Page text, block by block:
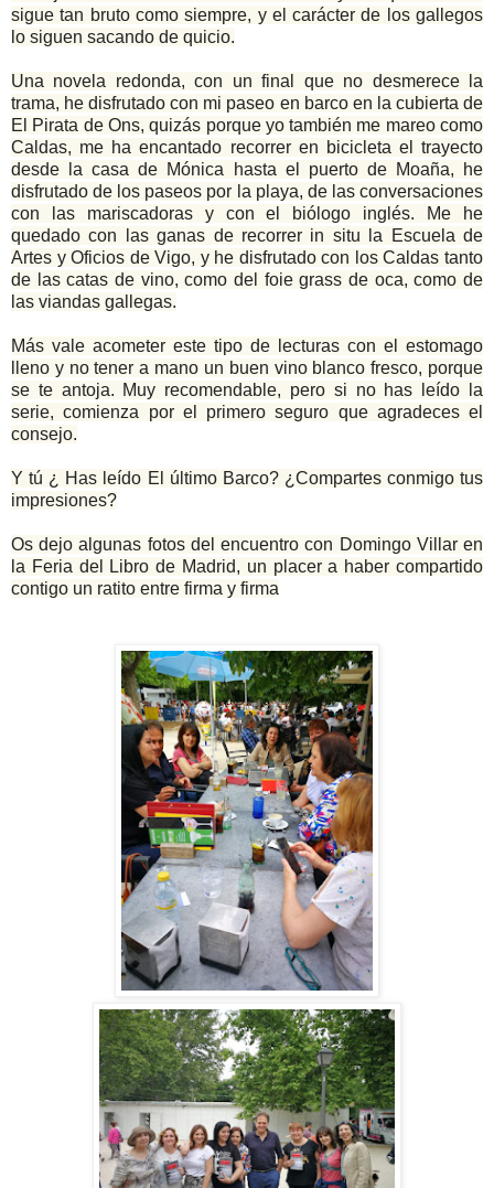
sigue tan bruto como siempre, y el carácter de los gallegos
lo siguen sacando de quicio.
Una novela redonda, con un final que no desmerece la
trama, he disfrutado con mi paseo en barco en la cubierta de
El Pirata de Ons, quizás porque yo también me mareo como
Caldas, me ha encantado recorrer en bicicleta el trayecto
desde la casa de Mónica hasta el puerto de Moaña, he
disfrutado de los paseos por la playa, de las conversaciones
con las mariscadoras y con el biólogo inglés. Me he
quedado con las ganas de recorrer in situ la Escuela de
Artes y Oficios de Vigo, y he disfrutado con los Caldas tanto
de las catas de vino, como del foie grass de oca, como de
las viandas gallegas.
Más vale acometer este tipo de lecturas con el estomago
lleno y no tener a mano un buen vino blanco fresco, porque
se te antoja. Muy recomendable, pero si no has leído la
serie, comienza por el primero seguro que agradeces el
consejo.
Y tú ¿ Has leído El último Barco? ¿Compartes conmigo tus
impresiones?
Os dejo algunas fotos del encuentro con Domingo Villar en
la Feria del Libro de Madrid, un placer a haber compartido
contigo un ratito entre firma y firma